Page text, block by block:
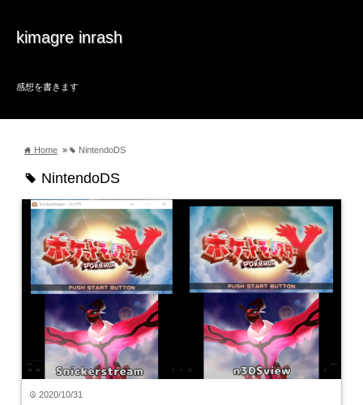
kimagre inrash
感想を書きます
home Home » tag NintendoDS
tag NintendoDS
time 2020/10/31